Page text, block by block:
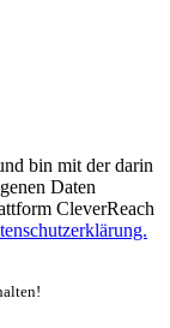
bin mit der darin
Daten
CleverReach